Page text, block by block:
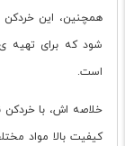
همچنین، این
شود که برای تهیه
است.
کیفیت بالا مواد